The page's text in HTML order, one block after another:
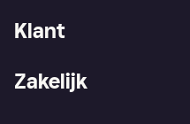
Klant
Zakelijk